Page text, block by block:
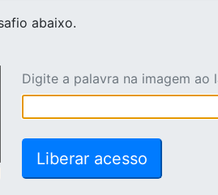
abaixo.
Digite a palavra na imagem ao